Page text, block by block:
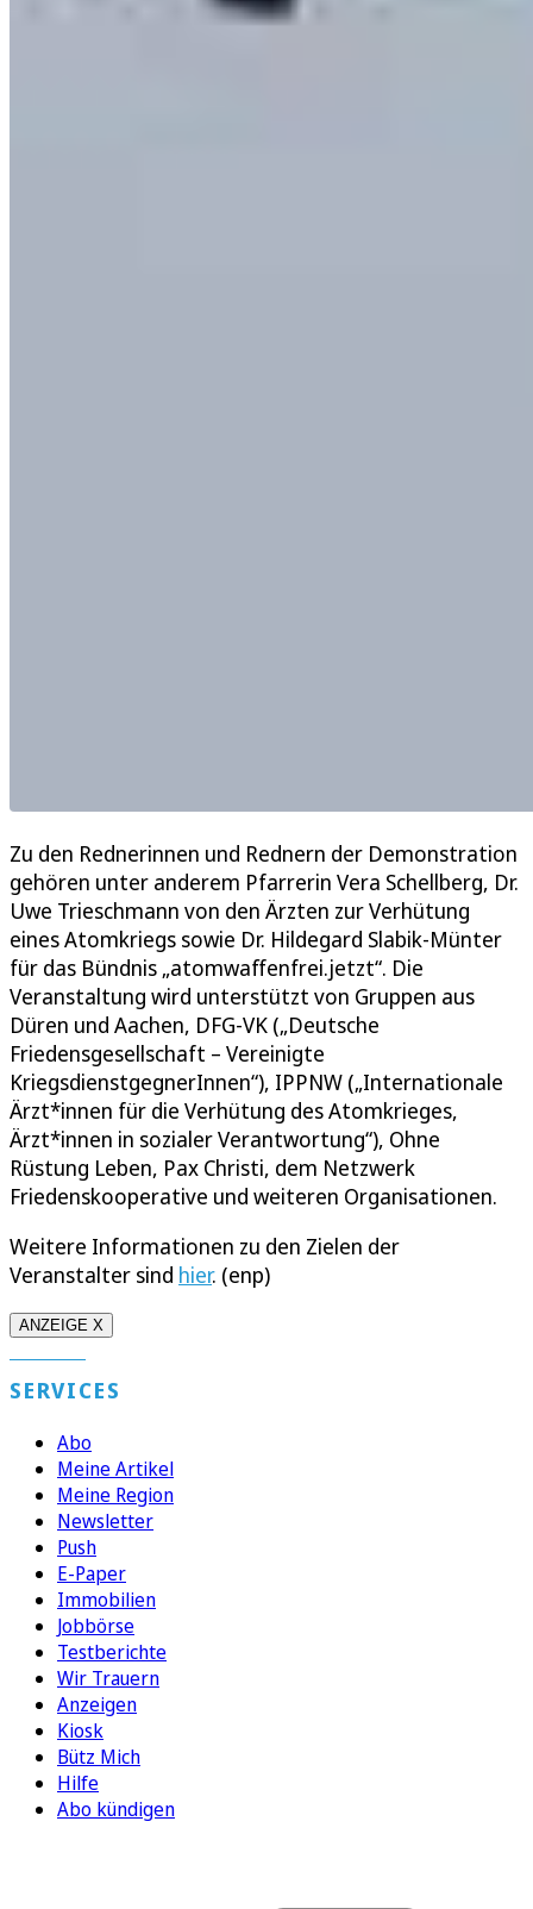
Zu den Rednerinnen und Rednern der Demonstration
gehören unter anderem Pfarrerin Vera Schellberg, Dr.
Uwe Trieschmann von den Ärzten zur Verhütung
eines Atomkriegs sowie Dr. Hildegard Slabik-Münter
für das Bündnis „atomwaffenfrei.jetzt“. Die
Veranstaltung wird unterstützt von Gruppen aus
Düren und Aachen, DFG-VK („Deutsche
Friedensgesellschaft – Vereinigte
KriegsdienstgegnerInnen“), IPPNW („Internationale
Ärzt*innen für die Verhütung des Atomkrieges,
Ärzt*innen in sozialer Verantwortung“), Ohne
Rüstung Leben, Pax Christi, dem Netzwerk
Friedenskooperative und weiteren Organisationen.
Weitere Informationen zu den Zielen der
Veranstalter sind hier. (enp)
ANZEIGE X
SERVICES
Abo
Meine Artikel
Meine Region
Newsletter
Push
E-Paper
Immobilien
Jobbörse
Testberichte
Wir Trauern
Anzeigen
Kiosk
Bütz Mich
Hilfe
Abo kündigen